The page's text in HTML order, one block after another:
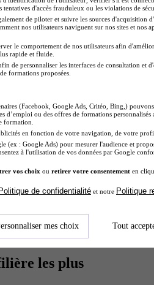
alternance
les plus
tentatives d'accès frauduleux ou les violations de
de piloter et suivre les sources d'acquisition
nos utilisateurs naviguent sur nos sites et nos
le comportement de nos utilisateurs afin
rapide et fluide.
de personnaliser les interfaces de consultation et
formations proposées.
(Facebook, Google Ads, Critéo, Bing,)
d’emploi ou des offres de formations
formation.
en fonction de votre navigation, de votre
(ex : Google Ads) pour mesurer l'audience et
à l'utilisation de vos données par Google
vos choix ou retirer votre consentement en
de confidentialité et notre Politique
mes choix Tout